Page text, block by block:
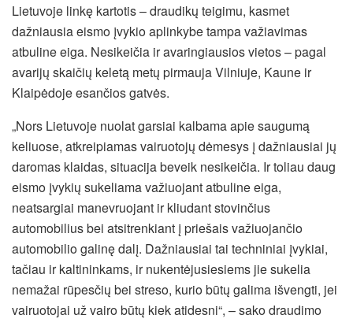
Lietuvoje linkę kartotis – draudikų teigimu, kasmet
dažniausia eismo įvykio aplinkybe tampa važiavimas
atbuline eiga. Nesikeičia ir avaringiausios vietos – pagal
avarijų skaičių keletą metų pirmauja Vilniuje, Kaune ir
Klaipėdoje esančios gatvės.
„Nors Lietuvoje nuolat garsiai kalbama apie saugumą
keliuose, atkreipiamas vairuotojų dėmesys į dažniausiai jų
daromas klaidas, situacija beveik nesikeičia. Ir toliau daug
eismo įvykių sukeliama važiuojant atbuline eiga,
neatsargiai manevruojant ir kliudant stovinčius
automobilius bei atsitrenkiant į priešais važiuojančio
automobilio galinę dalį. Dažniausiai tai techniniai įvykiai,
tačiau ir kaltininkams, ir nukentėjusiesiems jie sukelia
nemažai rūpesčių bei streso, kurio būtų galima išvengti, jei
vairuotojai už vairo būtų kiek atidesni“, – sako draudimo